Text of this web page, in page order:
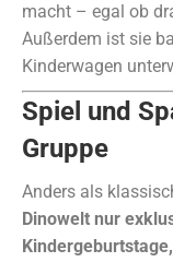
macht – egal ob
Außerdem ist sie
Kinderwagen
Spiel und
Gruppe
Anders als
Dinowelt nur